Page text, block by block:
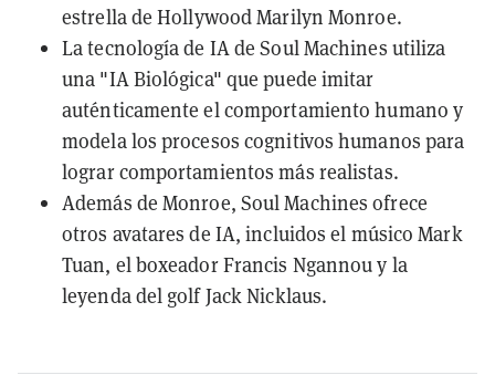
estrella de Hollywood Marilyn Monroe.
La tecnología de IA de Soul Machines utiliza
una "IA Biológica" que puede imitar
auténticamente el comportamiento humano y
modela los procesos cognitivos humanos para
lograr comportamientos más realistas.
Además de Monroe, Soul Machines ofrece
otros avatares de IA, incluidos el músico Mark
Tuan, el boxeador Francis Ngannou y la
leyenda del golf Jack Nicklaus.